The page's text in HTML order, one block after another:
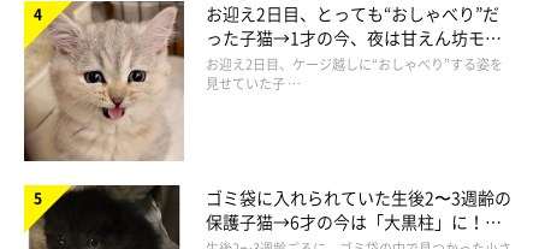
お迎え2日目、とっても“おしゃべり”だ
った子猫→1才の今、夜は甘えん坊モー
ドになるコに成長！
お迎え2日目、ケージ越しに“おしゃべり”する姿を
見せていた子 …
ゴミ袋に入れられていた生後2〜3週齢の
保護子猫→6才の今は「大黒柱」に！